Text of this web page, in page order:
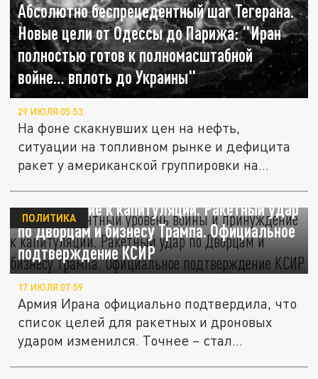
Абсолютно беспрецедентный шаг Тегерана.
Новые цели от Одессы до Парижа: "Иран
полностью готов к полномасштабной
войне… вплоть до Украины"
29 ИЮЛЯ 05:53
На фоне скакнувших цен на нефть,
ситуации на топливном рынке и дефицита
ракет у американской группировки на...
Беспрецедентный уровень войны и
принуждение к капитуляции. Ракетный удар
по Дворцам и бизнесу Трампа. Официальное
подтверждение КСИР
ПОЛИТИКА
17 ИЮЛЯ 07:59
Армия Ирана официально подтвердила, что
список целей для ракетных и дроновых
ударом изменился. Точнее – стал...